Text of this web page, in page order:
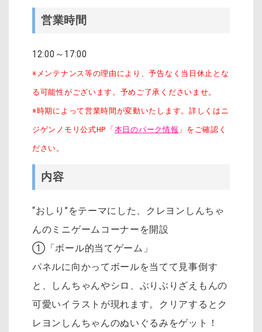
営業時間
12:00～17:00
※メンテナンス等の理由により、予告なく当日休止とな
る可能性がございます。予めご了承くださいませ。
※時期によって営業時間が変動いたします。詳しくはニ
ジゲンノモリ公式HP「 本日のパーク情報 」をご確認く
ださい。
内容
“おしり”をテーマにした、クレヨンしんちゃ
んのミニゲームコーナーを開設
①「ボール的当てゲーム」
パネルに向かってボールを当てて見事倒す
と、しんちゃんやシロ、ぶりぶりざえもんの
可愛いイラストが現れます。クリアするとク
レヨンしんちゃんのぬいぐるみをゲット！